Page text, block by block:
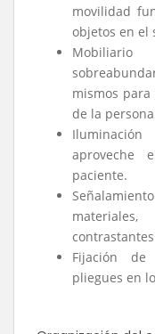
movilidad
objetos en el
mismos
de la
aproveche
paciente.
Fijación
pliegues en